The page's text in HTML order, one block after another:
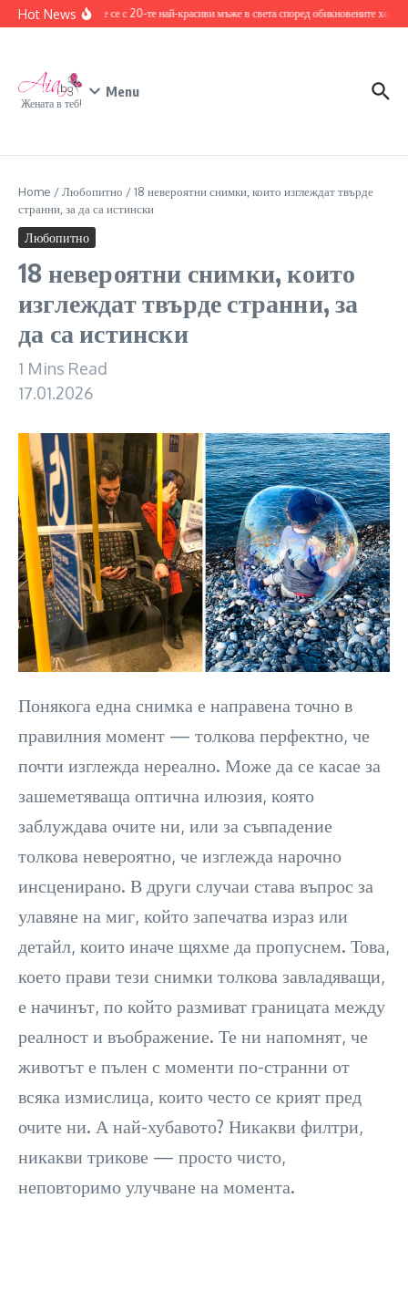
Skip to content
Hot News
Запознайте се с 20-те най-красиви мъже в света според обикновените хора
Жената в теб!
Menu
Home /Любопитно /18 невероятни снимки, които изглеждат твърде
странни, за да са истински
Любопитно
18 невероятни снимки, които
изглеждат твърде странни, за
да са истински
1 Mins Read
17.01.2026
Понякога една снимка е направена точно в
правилния момент — толкова перфектно, че
почти изглежда нереално. Може да се касае за
зашеметяваща оптична илюзия, която
заблуждава очите ни, или за съвпадение
толкова невероятно, че изглежда нарочно
инсценирано. В други случаи става въпрос за
улавяне на миг, който запечатва израз или
детайл, които иначе щяхме да пропуснем. Това,
което прави тези снимки толкова завладяващи,
е начинът, по който размиват границата между
реалност и въображение. Те ни напомнят, че
животът е пълен с моменти по-странни от
всяка измислица, които често се крият пред
очите ни. А най-хубавото? Никакви филтри,
никакви трикове — просто чисто,
неповторимо улучване на момента.